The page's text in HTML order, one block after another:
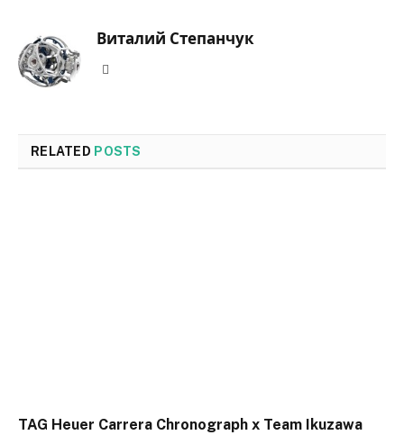
Виталий Степанчук
RELATED POSTS
TAG Heuer Carrera Chronograph x Team Ikuzawa